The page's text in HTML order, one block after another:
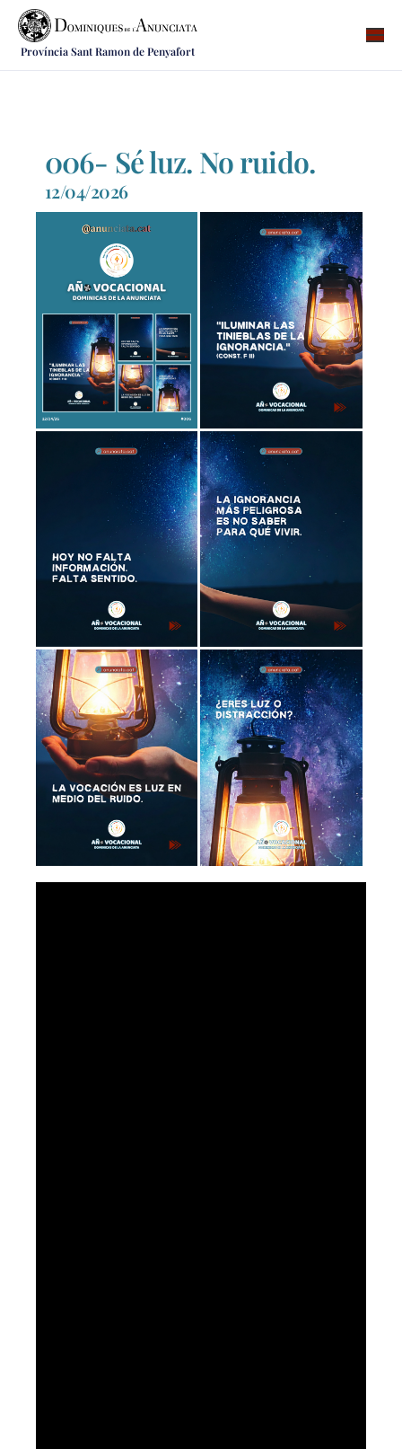
Província Sant Ramon de Penyafort
Qui som
Vocacions
Notícies
Contacte
006- Sé luz. No ruido.
12/04/2026